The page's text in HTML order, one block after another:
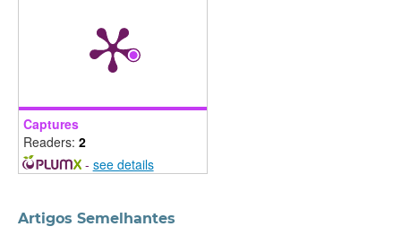
Captures
Readers: 2
- see details
Artigos Semelhantes